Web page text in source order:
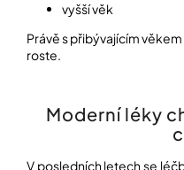
vyšší věk
Právě s přibývajícím
roste.
Moderní léky
V posledních letech se